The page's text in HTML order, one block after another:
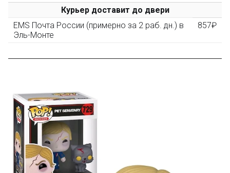
Пришлите фото поэтапной сборки купленного
конструктора и получите дополнительную скидку
10% при покупке следующего набора (не дороже 10
Оставьте отзыв (не менее 50 символов) о товаре на
нашем сайте и получите купон на скидку 50₽ за
текстовый отзыв или 100₽ за отзыв с фото.
Скидка за отзыв
на Яндекс.Маркете 150₽
Курьер доставит до двери
EMS Почта России (примерно за 2 раб. дн.) в
Эль-Монте
857₽